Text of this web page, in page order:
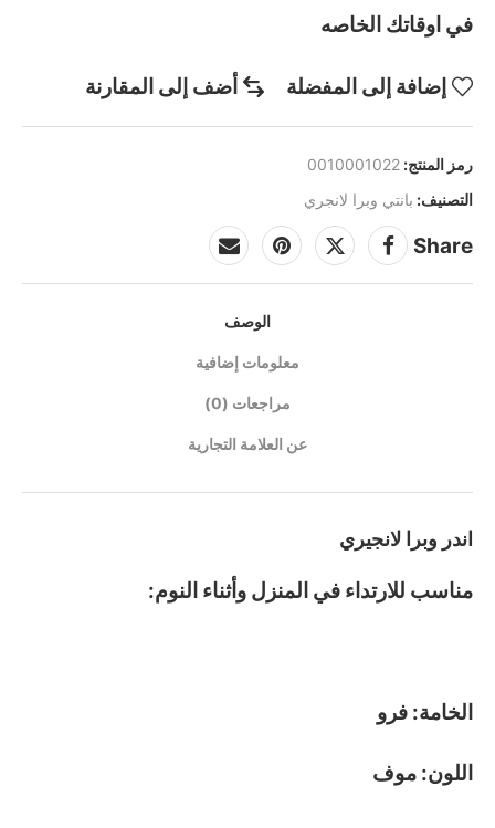
في اوقاتك الخاصه
إضافة إلى المفضلة أضف إلى المقارنة
رمز المنتج: 0010001022
التصنيف: بانتي وبرا لانجري
Share
الوصف
معلومات إضافية
مراجعات (0)
عن العلامة التجارية
اندر وبرا لانجيري
مناسب للارتداء في المنزل وأثناء النوم:
الخامة: فرو
اللون: موف